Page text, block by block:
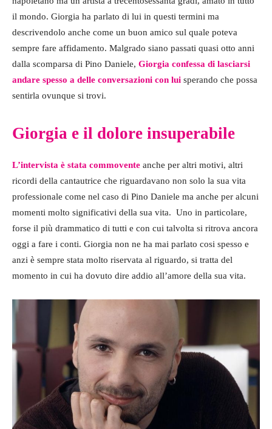
il mondo. Giorgia ha parlato di lui in questi termini ma
descrivendolo anche come un buon amico sul quale poteva
sempre fare affidamento. Malgrado siano passati quasi otto anni
dalla scomparsa di Pino Daniele, Giorgia confessa di lasciarsi
andare spesso a delle conversazioni con lui sperando che possa
sentirla ovunque si trovi.
Giorgia e il dolore insuperabile
L’intervista è stata commovente anche per altri motivi, altri
ricordi della cantautrice che riguardavano non solo la sua vita
professionale come nel caso di Pino Daniele ma anche per alcuni
momenti molto significativi della sua vita. Uno in particolare,
forse il più drammatico di tutti e con cui talvolta si ritrova ancora
oggi a fare i conti. Giorgia non ne ha mai parlato cosi spesso e
anzi è sempre stata molto riservata al riguardo, si tratta del
momento in cui ha dovuto dire addio all’amore della sua vita.